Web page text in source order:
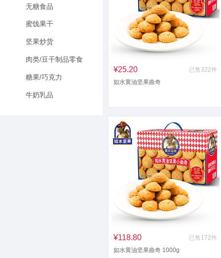
无糖食品
蜜饯果干
坚果炒货
肉类/豆干制品零食
糖果/巧克力
牛奶乳品
¥25.20
已售322件
如水黄油坚果曲奇
¥118.80
已售172件
如水黄油坚果曲奇 1000g